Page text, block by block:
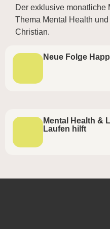
Der exklusive monatliche
Thema Mental Health
Christian.
Neue Folge
Mental Health &
Laufen hilft